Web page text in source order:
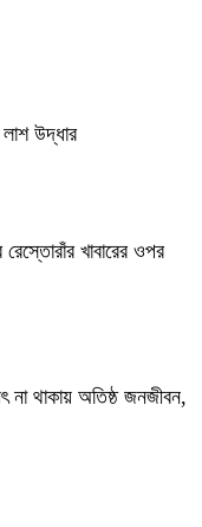
উদ্ধার
রেস্তোরাঁর খাবারের ওপর
না থাকায় অতিষ্ঠ জনজীবন,